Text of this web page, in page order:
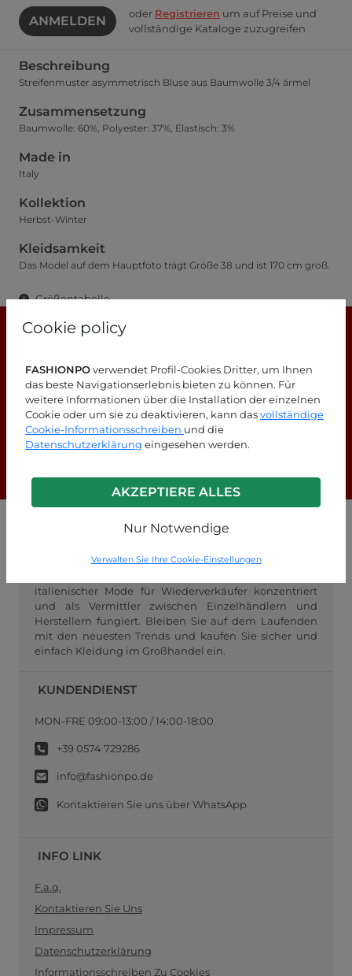
Cookie policy
FASHIONPOverwendet Profil-Cookies Dritter, um Ihnen
das beste Navigationserlebnis bieten zu können. Für
weitere Informationen über die Installation der einzelnen
Cookie oder um sie zu deaktivieren, kann dasvollständige
Cookie-Informationsschreiben und die
Datenschutzerklärung eingesehen werden.
AKZEPTIERE ALLES
Nur Notwendige
Verwalten Sie Ihre Cookie-Einstellungen
ANMELDEN oder Registrieren um auf Preise und
vollständige Kataloge zuzugreifen
Beschreibung
Streifenmuster asymmetrisch Bluse aus Baumwolle 3/4 ärmel
Zusammensetzung
Baumwolle: 60%, Polyester: 37%, Elastisch: 3%
Made in
Italy
Kollektion
Herbst-Winter
Kleidsamkeit
Das Model auf dem Hauptfoto trägt Größe 38 und ist 170 cm groß.
Größentabelle
Suchen Sie nach Antworten?
Schauen Sie sich unsere FAQ-Seite an!
GROSSHANDEL FASHIONPO
FashionPo.com ist ein Online-Großhändler für
italienischer Mode für Wiederverkäufer konzentriert
und als Vermittler zwischen Einzelhändlern und
Herstellern fungiert. Bleiben Sie auf dem Laufenden
mit den neuesten Trends und kaufen Sie sicher und
einfach Kleidung im Großhandel ein.
KUNDENDIENST
MON-FRE 09:00-13:00 / 14:00-18:00
+39 0574 729286
info@fashionpo.de
Kontaktieren Sie uns über WhatsApp
INFO LINK
F.a.q.
Kontaktieren Sie Uns
Impressum
Datenschutzerklärung
Informationsschreiben Zu Cookies